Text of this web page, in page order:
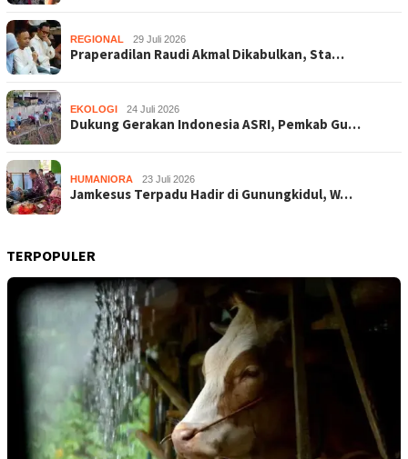
REGIONAL 29 Juli 2026
Praperadilan Raudi Akmal Dikabulkan, Sta…
EKOLOGI 24 Juli 2026
Dukung Gerakan Indonesia ASRI, Pemkab Gu…
HUMANIORA 23 Juli 2026
Jamkesus Terpadu Hadir di Gunungkidul, W…
TERPOPULER